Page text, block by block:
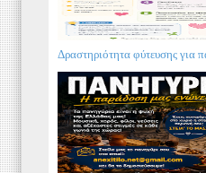
Δραστηριότητα φύτευσης για